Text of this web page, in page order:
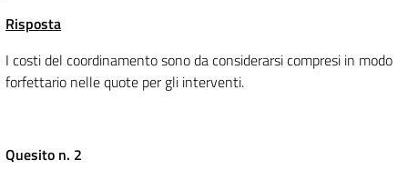
Risposta
I costi del coordinamento sono da considerarsi compresi in modo
forfettario nelle quote per gli interventi.
Quesito n. 2